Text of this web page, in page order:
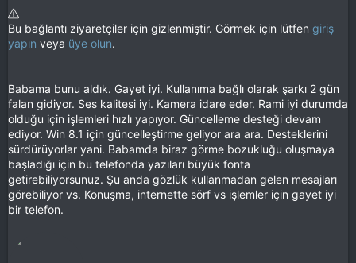
Bu bağlantı ziyaretçiler için gizlenmiştir. Görmek için lütfen giriş
yapın veya üye olun.
Babama bunu aldık. Gayet iyi. Kullanıma bağlı olarak şarkı 2 gün
falan gidiyor. Ses kalitesi iyi. Kamera idare eder. Rami iyi durumda
olduğu için işlemleri hızlı yapıyor. Güncelleme desteği devam
ediyor. Win 8.1 için güncelleştirme geliyor ara ara. Desteklerini
sürdürüyorlar yani. Babamda biraz görme bozukluğu oluşmaya
başladığı için bu telefonda yazıları büyük fonta
getirebiliyorsunuz. Şu anda gözlük kullanmadan gelen mesajları
görebiliyor vs. Konuşma, internette sörf vs işlemler için gayet iyi
bir telefon.